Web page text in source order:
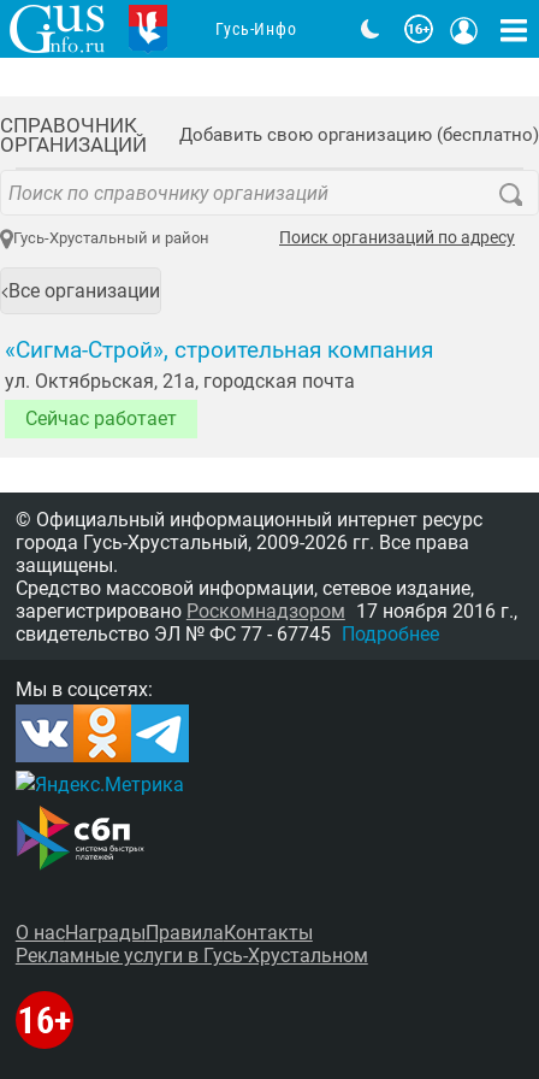
СПРАВОЧНИК
ОРГАНИЗАЦИЙ
Добавить свою организацию (бесплатно)
Гусь-Хрустальный и район Поиск организаций по адресу
Все организации
«Сигма-Строй», строительная компания
ул. Октябрьская, 21а, городская почта
Сейчас работает
Гусь-Инфо
© Официальный информационный интернет ресурс
города Гусь-Хрустальный, 2009-2026 гг. Все права
защищены.
Средство массовой информации, сетевое издание,
зарегистрировано Роскомнадзором 17 ноября 2016 г.,
свидетельство ЭЛ № ФС 77 - 67745 Подробнее
Мы в соцсетях:
О насНаграды Правила Контакты
Рекламные услуги в Гусь-Хрустальном